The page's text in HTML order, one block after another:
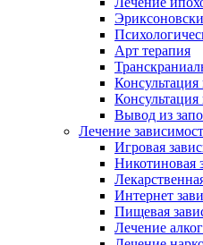
Арт терапия
Вывод из
Лечение
Игровая
Никотиновая
Интернет
Пищевая
Лечение